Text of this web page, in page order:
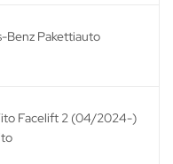
Benz Pakettiauto
Facelift 2 (04/2024-)